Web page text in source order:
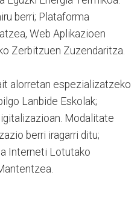
berri; Plataforma
Web Aplikazioen
Zerbitzuen Zuzendaritza.
alorretan espezializatzeko
Lanbide Eskolak;
Modalitate
berri iragarri ditu;
Interneti Lotutako